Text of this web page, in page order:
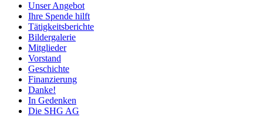
Unser Angebot
Ihre Spende hilft
Tätigkeitsberichte
Bildergalerie
Mitglieder
Vorstand
Geschichte
Finanzierung
Danke!
In Gedenken
Die SHG AG